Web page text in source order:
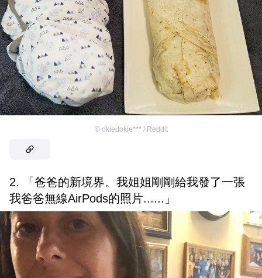
© okiedokie*** / Reddit
2. 「爸爸的新境界。我姐姐剛剛給我發了一張
我爸爸無線AirPods的照片......」